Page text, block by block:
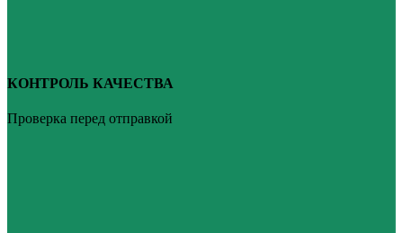
КОНТРОЛЬ КАЧЕСТВА
Проверка перед отправкой